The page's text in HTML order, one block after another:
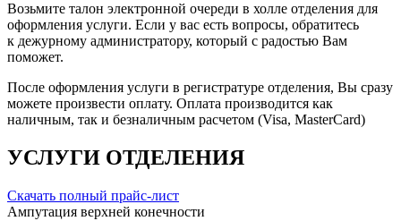
Возьмите талон электронной очереди в холле отделения для
оформления услуги. Если у вас есть вопросы, обратитесь
к дежурному администратору, который с радостью Вам
поможет.
После оформления услуги в регистратуре отделения, Вы сразу
можете произвести оплату. Оплата производится как
наличным, так и безналичным расчетом (Visa, MasterCard)
УСЛУГИ ОТДЕЛЕНИЯ
Скачать полный прайс-лист
Ампутация верхней конечности